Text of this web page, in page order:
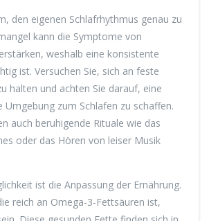
den eigenen Schlafrhythmus genau zu
kann die Symptome von
weshalb eine konsistente
ist. Versuchen Sie, sich an feste
halten und achten Sie darauf, eine
Umgebung zum Schlafen zu schaffen.
auch beruhigende Rituale wie das
oder das Hören von leiser Musik
ist die Anpassung der Ernährung.
reich an Omega-3-Fettsäuren ist,